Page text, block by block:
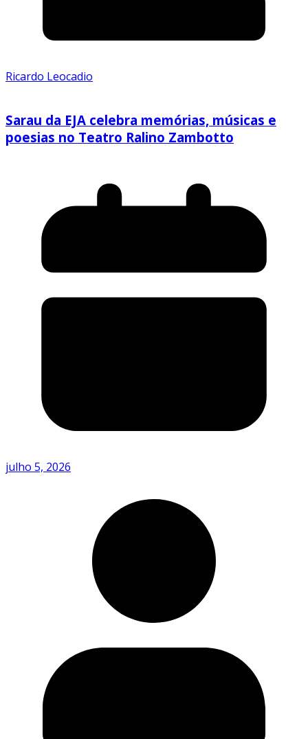
Ricardo Leocadio
Sarau da EJA celebra memórias, músicas e
poesias no Teatro Ralino Zambotto
julho 5, 2026